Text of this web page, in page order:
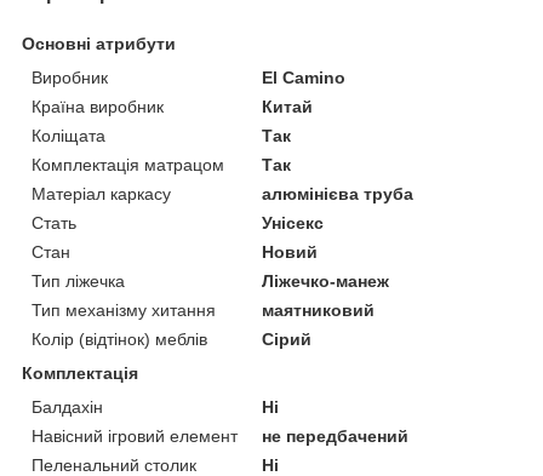
Основні атрибути
Виробник
El Camino
Країна виробник
Китай
Коліщата
Так
Комплектація матрацом
Так
Матеріал каркасу
алюмінієва труба
Стать
Унісекс
Стан
Новий
Тип ліжечка
Ліжечко-манеж
Тип механізму хитання
маятниковий
Колір (відтінок) меблів
Сірий
Комплектація
Балдахін
Ні
Навісний ігровий елемент
не передбачений
Пеленальний столик
Ні